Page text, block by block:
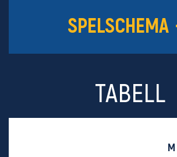
SPELSCHEMA
TABELL
M